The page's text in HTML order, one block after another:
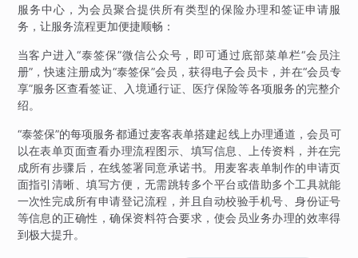
服务中心，为会员聚合提供所有类型的保险办理和签证申请服
务，让服务流程更加便捷顺畅：
当客户进入“泰签保”微信公众号，即可通过底部菜单栏“会员注
册”，快速注册成为“泰签保”会员，获得电子会员卡，并在“会员专
享”服务区查看签证、入境通行证、医疗保险等各项服务的完整介
绍。
“泰签保”的每项服务都通过麦客表单搭建起线上办理通道，会员可
以在表单页面查看办理流程图示、填写信息、上传资料，并在完
成所有步骤后，在线签署同意承诺书。用麦客表单制作的申请页
面指引清晰、填写方便，无需跳转多个平台或借助多个工具就能
一次性完成所有申请登记流程，并且自动校验手机号、身份证号
等信息的正确性，确保资料符合要求，使会员业务办理的效率得
到极大提升。